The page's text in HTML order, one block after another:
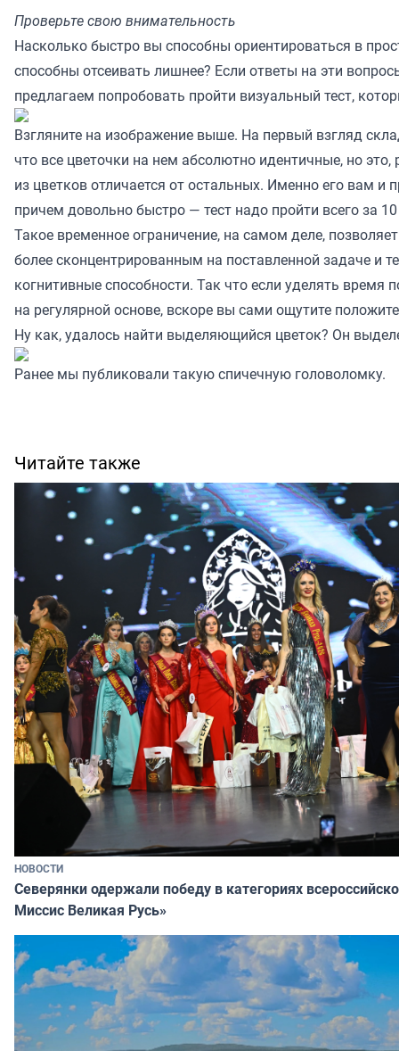
Проверьте свою внимательность
Насколько быстро вы способны ориентироваться в
способны отсеивать лишнее? Если ответы на эти
предлагаем попробовать пройти визуальный тест,
Взгляните на изображение выше. На первый взгляд
что все цветочки на нем абсолютно идентичные, но это,
из цветков отличается от остальных. Именно его вам и
причем довольно быстро — тест надо пройти всего за
Такое временное ограничение, на самом деле,
более сконцентрированным на поставленной задаче и
когнитивные способности. Так что если уделять
на регулярной основе, вскоре вы сами ощутите
Ну как, удалось найти выделяющийся цветок? Он
Ранее мы публиковали такую спичечную головоломку.
Читайте также
НОВОСТИ
Северянки одержали победу в категориях
Миссис Великая Русь»